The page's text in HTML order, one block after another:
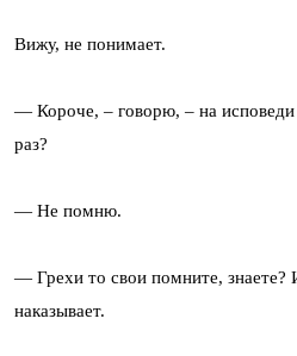
Вижу, не понимает.
— Короче, – говорю, – на исповеди
раз?
— Не помню.
— Грехи то свои помните, знаете?
наказывает.